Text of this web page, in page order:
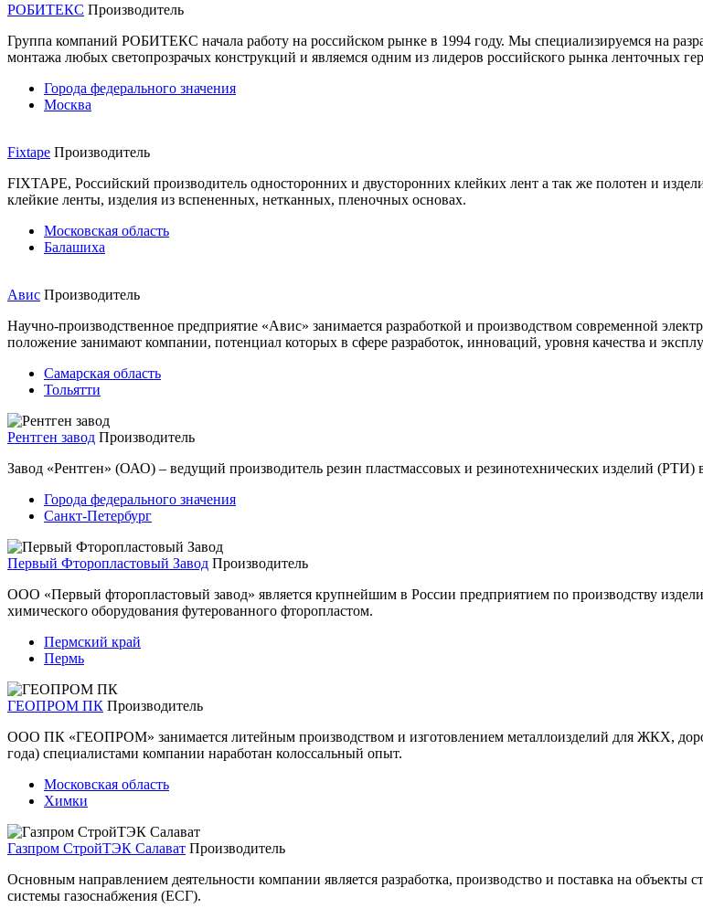
РОБИТЕКС Производитель
Группа компаний РОБИТЕКС начала работу на российском рынке в 1994 году. Мы специализируемся на
монтажа любых светопрозрачых конструкций и являемся одним из лидеров российского рынка ленточных
Города федерального значения
Москва
Fixtape Производитель
FIXTAPE, Российский производитель односторонних и двусторонних клейких лент а так же полотен и
клейкие ленты, изделия из вспененных, нетканных, пленочных основах.
Московская область
Балашиха
Авис Производитель
Научно-производственное предприятие «Авис» занимается разработкой и производством современной
положение занимают компании, потенциал которых в сфере разработок, инноваций, уровня качества и
Самарская область
Тольятти
Рентген завод Производитель
Завод «Рентген» (ОАО) – ведущий производитель резин пластмассовых и резинотехнических изделий
Города федерального значения
Санкт-Петербург
Первый Фторопластовый Завод Производитель
ООО «Первый фторопластовый завод» является крупнейшим в России предприятием по производству
химического оборудования футерованного фторопластом.
Пермский край
Пермь
ГЕОПРОМ ПК Производитель
ООО ПК «ГЕОПРОМ» занимается литейным производством и изготовлением металлоизделий для ЖКХ,
года) специалистами компании наработан колоссальный опыт.
Московская область
Химки
Газпром СтройТЭК Салават Производитель
Основным направлением деятельности компании является разработка, производство и поставка на объекты
системы газоснабжения (ЕСГ).